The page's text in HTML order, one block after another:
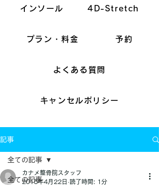
インソール 4D-Stretch
プラン・料金 予約
よくある質問
キャンセルポリシー
記事
全ての記事
全ての記事
カナメ整骨院スタッフ
2015年4月22日 読了時間: 1分